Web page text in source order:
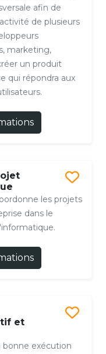
afin de
de plusieurs
marketing,
un produit
qui répondra aux
les projets
dans le
et
bonne exécution